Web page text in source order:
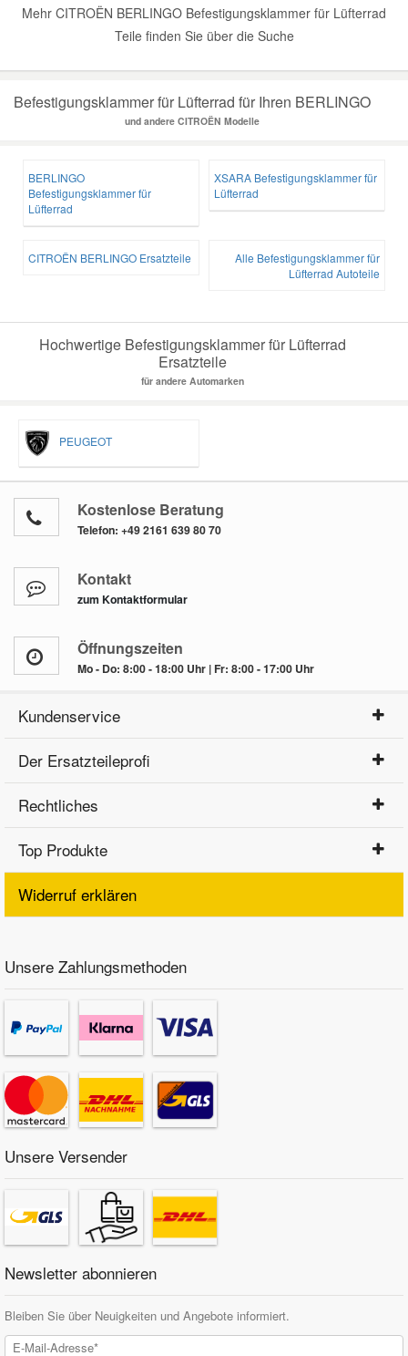
Mehr CITROËN BERLINGO Befestigungsklammer für Lüfterrad
Teile finden Sie über die Suche
Befestigungsklammer für Lüfterrad für Ihren BERLINGO
und andere CITROËN Modelle
BERLINGO
Befestigungsklammer für
Lüfterrad
XSARA Befestigungsklammer für
Lüfterrad
CITROËN BERLINGO Ersatzteile
Alle Befestigungsklammer für
Lüfterrad Autoteile
Hochwertige Befestigungsklammer für Lüfterrad
Ersatzteile
für andere Automarken
PEUGEOT
Kostenlose Beratung
Telefon: +49 2161 639 80 70
Kontakt
zum Kontaktformular
Öffnungszeiten
Mo - Do: 8:00 - 18:00 Uhr | Fr: 8:00 - 17:00 Uhr
Kundenservice
Der Ersatzteileprofi
Rechtliches
Top Produkte
Widerruf erklären
Unsere Zahlungsmethoden
Unsere Versender
Newsletter abonnieren
Bleiben Sie über Neuigkeiten und Angebote informiert.